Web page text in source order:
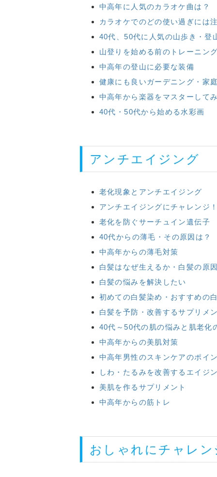
中高年に人気のカラオケ曲は？
カラオケでのどの使い過ぎには
40代、50代に人気の山歩き・登
山登りを始める前のトレーニング
中高年の登山に必要な装備
健康にも良いガーデニング・家
中高年から楽器をマスターして
40代・50代から始める水彩画
アンチエイジング
老化現象とアンチエイジング
アンチエイジングにチャレンジ！
老化を防ぐサーチュイン遺伝子
40代からの薄毛・その原因は？
中高年からの薄毛対策
白髪はなぜ生えるか・白髪の原因
白髪の悩みを解決したい
初めての白髪染め・おすすめの
白髪を予防・改善するサプリメ
40代～50代の肌の悩みと肌老化
中高年からの美肌対策
中高年男性のスキンケアのポイ
しわ・たるみを改善するエイジ
美肌を作るサプリメント
中高年からの筋トレ
おしゃれにチャレン